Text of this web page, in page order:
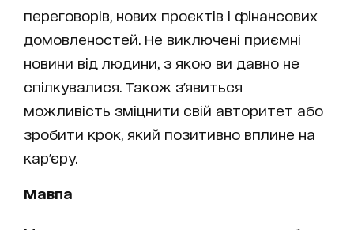
переговорів, нових проєктів і фінансових
домовленостей. Не виключені приємні
новини від людини, з якою ви давно не
спілкувалися. Також з'явиться
можливість зміцнити свій авторитет або
зробити крок, який позитивно вплине на
кар'єру.
Мавпа